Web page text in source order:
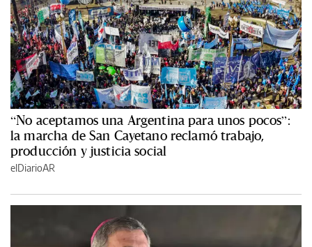
“No aceptamos una Argentina para unos pocos”:
la marcha de San Cayetano reclamó trabajo,
producción y justicia social
elDiarioAR